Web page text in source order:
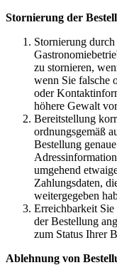
Stornierung der
Stornierung
zu stornieren,
wenn Sie falsche
oder
höhere Gewalt
Bereitstellung
ordnungsgemäß
Bestellung
umgehend
Zahlungsdaten,
weitergegeben
Erreichbarkeit
der Bestellung
zum Status Ihrer
Ablehnung von